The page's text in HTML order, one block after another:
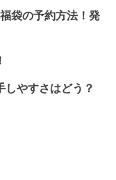
袋の予約方法！発
しやすさはどう？